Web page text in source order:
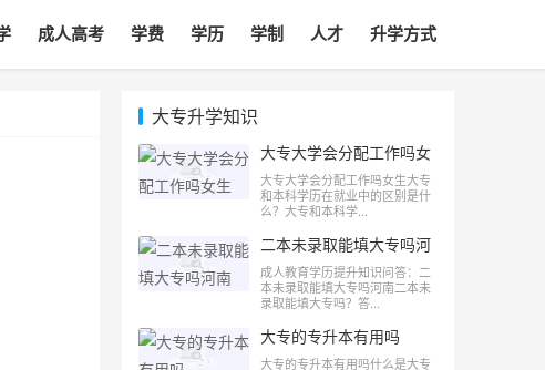
成人高考 学费 学历 学制 人才 升学方式
大专升学知识
大专大学会分配工作吗女
生
大专大学会分配工作吗女生大专
和本科学历在就业中的区别是什
么？大专和本科学...
二本未录取能填大专吗河
南
成人教育学历提升知识问答：二
本未录取能填大专吗河南二本未
录取能填大专吗？答...
大专的专升本有用吗
大专的专升本有用吗什么是大专